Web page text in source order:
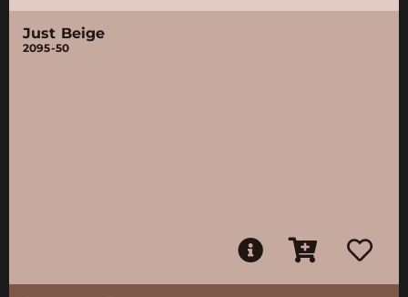
Just Beige
2095-50